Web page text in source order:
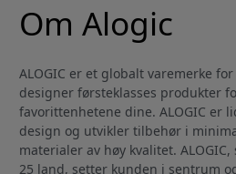
Om Alogic
ALOGIC er et globalt varemerke
designer førsteklasses produkter
favorittenhetene dine. ALOGIC er
design og utvikler tilbehør i
materialer av høy kvalitet.
25 land, setter kunden i sentrum